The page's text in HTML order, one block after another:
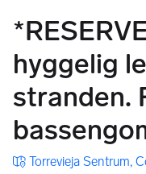
hyggelig
stranden.
Torrevieja Sentrum,